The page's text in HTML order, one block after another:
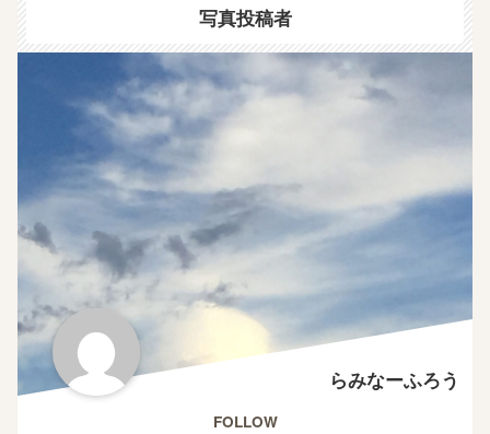
写真投稿者
らみなーふろう
FOLLOW